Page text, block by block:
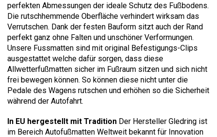
perfekten Abmessungen der ideale Schutz des Fußbodens.
Die rutschhemmende Oberfläche verhindert wirksam das
Verrutschen. Dank der festen Bauform sitzt auch der Rand
perfekt ganz ohne Falten und unschöner Verformungen.
Unsere Fussmatten sind mit original Befestigungs-Clips
ausgestattet welche dafür sorgen, dass diese
Allwetterfußmatten sicher im Fußraum sitzen und sich nicht
frei bewegen können. So können diese nicht unter die
Pedale des Wagens rutschen und erhöhen so die Sicherheit
während der Autofahrt.
In EU hergestellt mit Tradition Der Hersteller Gledring ist
im Bereich Autofußmatten Weltweit bekannt für Innovation